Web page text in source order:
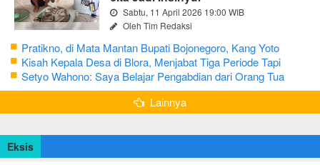
Sabtu, 11 April 2026 19:00 WIB
Oleh Tim Redaksi
Pratikno, di Mata Mantan Bupati Bojonegoro, Kang Yoto
Kisah Kepala Desa di Blora, Menjabat Tiga Periode Tapi
Masih Hidup Sederhana
Setyo Wahono: Saya Belajar Pengabdian dari Orang Tua
Lainnya
Eksis